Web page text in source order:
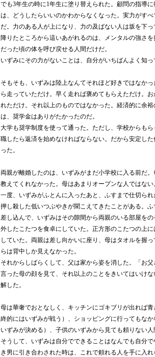
でも3年生の時に1年生に塗り替えられた。顧問の指導
は、どうしたらいいのかわからなくなった。実力がす
だ。力のある人が上になり、力の及ばない人は坂を下っ
降りたところから這いあがれるのは、メンタルの強さ
だった頃の体を呼び戻せる人間だけだ。
いずみにその力がないことは、自分がいちばんよく知っ
そもそも、いずみは陸上なんてそれほど好きではなか
ら走っていただけ。早く走れば褒めてもらえただけ。
れただけ。それ以上のものではなかった。経済的に余
は、奨学金はありがたかったのだ。
大学も奨学制度を使って通った。ただし、学校からも
職したら返済を始めなければならない。だから安定し
った。
両親が離婚したのは、いずみがまだ小学校に入る前だ
教えてくれなかった。母はあまりオープンな人ではない
一度、いずみがふとんに入ったあと、ふすまで仕切ら
押し殺した低いつぶやきが聞こえてきたことがある。
差し込んで、いずみはその隙間から両親のいる部屋を
外したこたつを食卓にしていた。正方形のこたつの上
していた。両親は差し向かいに座り、母はタオルを握
らは背中しか見えなかった。
それからしばらくして、父は家から姿を消した。「お
言った母の顔を見て、それ以上のことをきいてはいけ
解した。
母は華奢でおとなしく、キッチンにゴキブリが出れば
終的にはいずみが戦う）、ショッピングに行ってもな
いずみが決める）、子供のいずみから見ても頼りない人
そうして、いずみは自分でできることはなんでも自分
き男に引き合わされた時は、これで頼れる人を手に入